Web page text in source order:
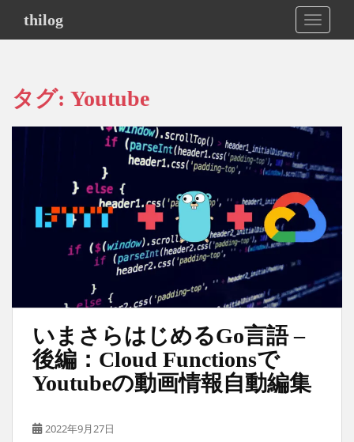
i
thilog
タグ: Youtube
いまさらはじめるGo言語 –
後編：Cloud Functionsで
Youtubeの動画情報自動編集
2022年9月27日